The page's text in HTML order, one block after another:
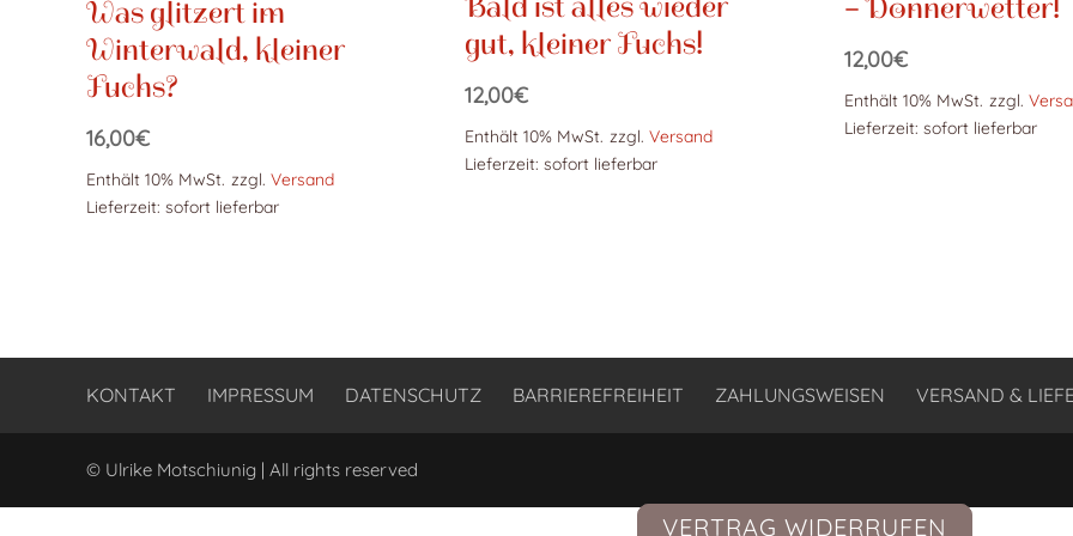
Was glitzert im
Winterwald, kleiner
Fuchs?
16,00€
Enthält 10% MwSt. zzgl. Versand
Lieferzeit: sofort lieferbar
gut, kleiner Fuchs!
12,00€
Enthält 10% MwSt. zzgl.Versand
Lieferzeit: sofort lieferbar
– Donnerwetter!
12,00€
Enthält 10% MwSt. zzgl.
Lieferzeit: sofort lieferbar
KONTAKT IMPRESSUM DATENSCHUTZ BARRIEREFREIHEIT ZAHLUNGSWEISEN VERSAND &
© Ulrike Motschiunig | All rights reserved
VERTRAG WIDERRUFEN